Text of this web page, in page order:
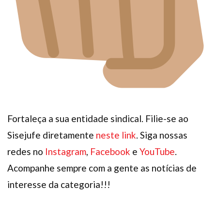
Fortaleça a sua entidade sindical. Filie-se ao
Sisejufe diretamente neste link. Siga nossas
redes no Instagram, Facebook e YouTube.
Acompanhe sempre com a gente as notícias de
interesse da categoria!!!